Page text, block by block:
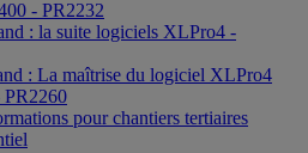
- PR2232
: la suite logiciels XLPro4 -
: La maîtrise du logiciel XLPro4
PR2260
pour chantiers tertiaires